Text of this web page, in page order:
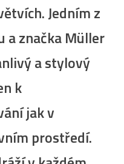
Jedním z
a značka Müller
a stylový
k
jak v
prostředí.